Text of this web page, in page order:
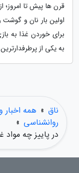
قرن ها پیش تا
اولین بار نان و گوشت
برای خوردن غذا به
به یکی از
ناق » همه اخبار
روانشناسی »
در پاییز چه مواد